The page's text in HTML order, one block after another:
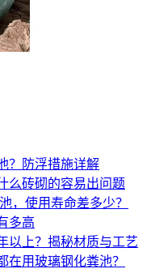
？防浮措施详解
么砖砌的容易出问题
，使用寿命差多少？
多高
以上？揭秘材质与工艺
在用玻璃钢化粪池？